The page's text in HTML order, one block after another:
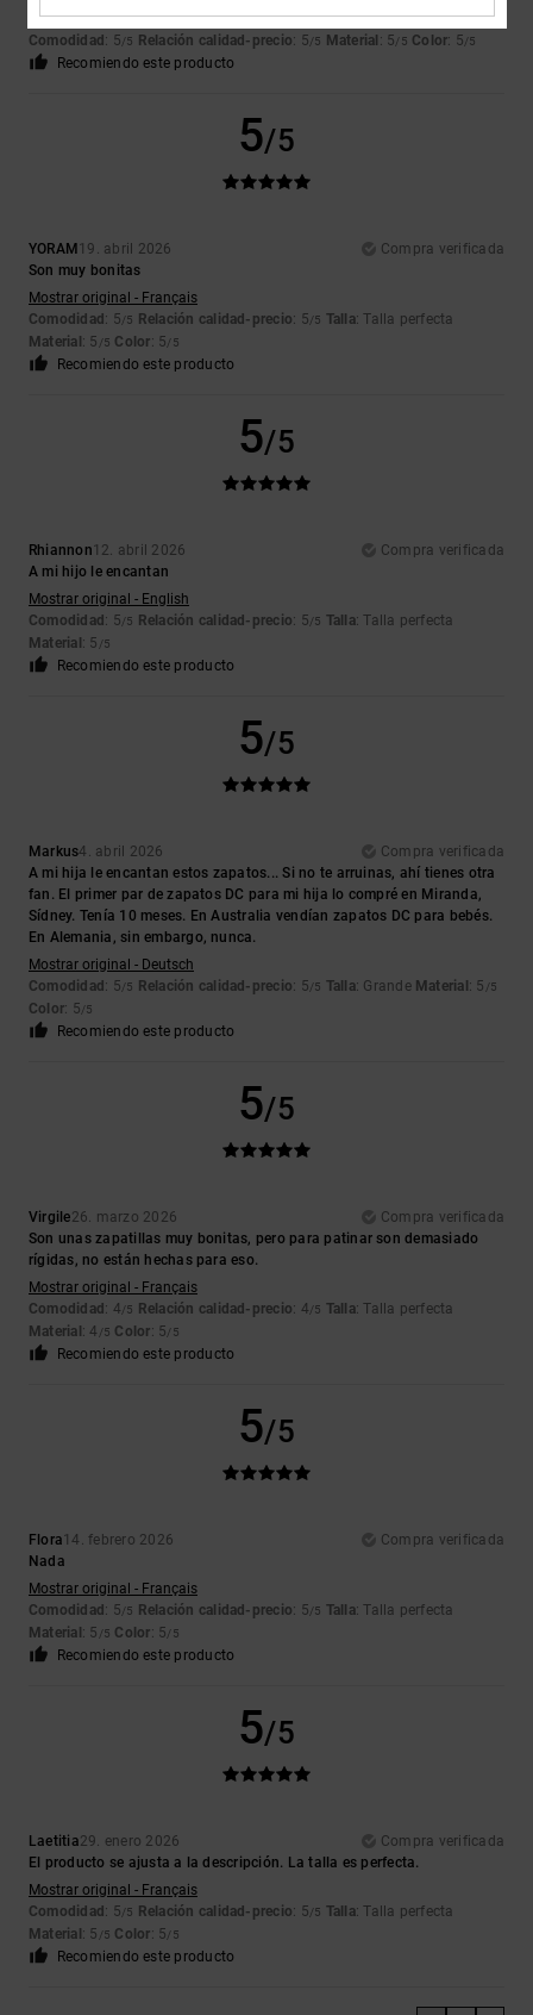
correcto.
Comodidad : 5/5 Relación calidad-precio: 5/5 Material : 5/5 Color: 5/5
Recomiendo este producto
5/5
YORAM 19. abril 2026
Compra verificada
Son muy bonitas
Mostrar original - Français
Comodidad : 5/5 Relación calidad-precio: 5/5 Talla: Talla perfecta
Material : 5 /5 Color: 5/5
Recomiendo este producto
5/5
Rhiannon12. abril 2026
Compra verificada
A mi hijo le encantan
Mostrar original - English
Comodidad : 5/5 Relación calidad-precio: 5/5 Talla: Talla perfecta
Material : 5 /5
Recomiendo este producto
5/5
Markus4. abril 2026
Compra verificada
A mi hija le encantan estos zapatos... Si no te arruinas, ahí tienes otra
fan. El primer par de zapatos DC para mi hija lo compré en Miranda,
Sídney. Tenía 10 meses. En Australia vendían zapatos DC para bebés.
En Alemania, sin embargo, nunca.
Mostrar original - Deutsch
Comodidad : 5/5 Relación calidad-precio: 5/5 Talla: Grande Material : 5 /5
Color: 5/5
Recomiendo este producto
5/5
Virgile26. marzo 2026
Compra verificada
Son unas zapatillas muy bonitas, pero para patinar son demasiado
rígidas, no están hechas para eso.
Mostrar original - Français
Comodidad : 4/5 Relación calidad-precio: 4/5 Talla: Talla perfecta
Material : 4 /5 Color: 5/5
Recomiendo este producto
5/5
Flora14. febrero 2026
Compra verificada
Nada
Mostrar original - Français
Comodidad : 5/5 Relación calidad-precio: 5/5 Talla: Talla perfecta
Material : 5 /5 Color: 5/5
Recomiendo este producto
5/5
Laetitia29. enero 2026
Compra verificada
El producto se ajusta a la descripción. La talla es perfecta.
Mostrar original - Français
Comodidad : 5/5 Relación calidad-precio: 5/5 Talla: Talla perfecta
Material : 5 /5 Color: 5/5
Recomiendo este producto